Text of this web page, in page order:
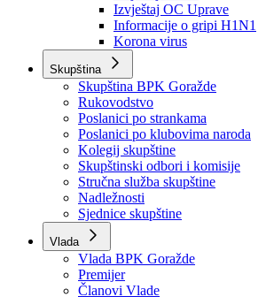
Obavještenja Vlade
Izvještajno prognozna
Izvještaj o radu
Izvještaj OC Uprave
Informacije o gripi H1N1
Korona virus
Skupština
Skupština BPK Goražde
Rukovodstvo
Poslanici po strankama
Poslanici po klubovima naroda
Kolegij skupštine
Skupštinski odbori i komisije
Stručna služba skupštine
Nadležnosti
Sjednice skupštine
Vlada